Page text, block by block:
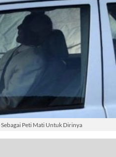
Peti Mati Untuk Dirinya